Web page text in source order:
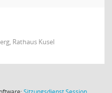
Rathaus Kusel
(Wird in